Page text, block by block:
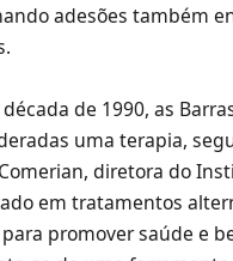
adesões também
de 1990, as
uma terapia,
diretora do
em tratamentos
promover saúde e